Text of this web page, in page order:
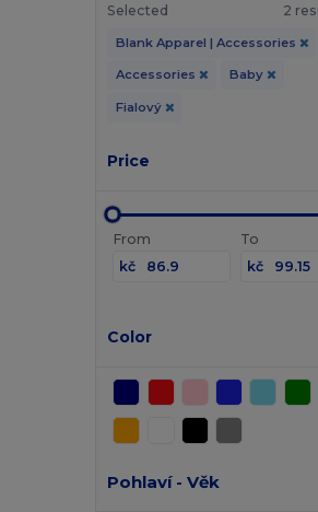
Selected
2
Blank Apparel | Accessories
Accessories Baby
Fialový
Price
From
kč
To
kč
Color
Pohlaví - Věk